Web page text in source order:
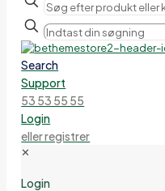
Search
Support
53 53 55 55
Login
eller registrer
✕
Login